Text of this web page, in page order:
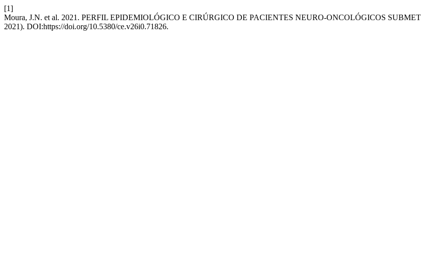
[1]
Moura, J.N. et al. 2021. PERFIL EPIDEMIOLÓGICO E CIRÚRGICO DE PACIENTES NEURO-ONCOLÓGICOS
2021). DOI:https://doi.org/10.5380/ce.v26i0.71826.